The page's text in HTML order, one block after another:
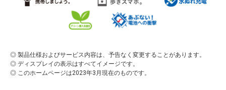
◎ 製品仕様およびサービス内容は、予告なく変更することがあります。
◎ ディスプレイの表示はすべてイメージです。
◎ このホームページは2023年3月現在のものです。